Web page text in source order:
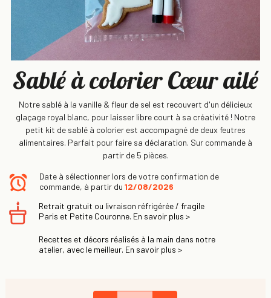
Sablé à colorier Cœur ailé
Notre sablé à la vanille & fleur de sel est recouvert d'un délicieux
glaçage royal blanc, pour laisser libre court à sa créativité ! Notre
petit kit de sablé à colorier est accompagné de deux feutres
alimentaires. Parfait pour faire sa déclaration. Sur commande à
partir de 5 pièces.
Date à sélectionner lors de votre confirmation de
commande, à partir du 12/08/2026
Retrait gratuit ou livraison réfrigérée / fragile
Paris et Petite Couronne. En savoir plus >
Recettes et décors réalisés à la main dans notre
atelier, avec le meilleur. En savoir plus >